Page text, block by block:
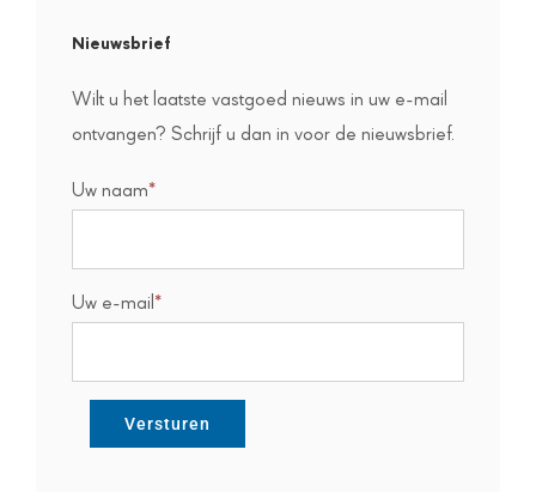
Nieuwsbrief
Wilt u het laatste vastgoed nieuws in uw e-mail
ontvangen? Schrijf u dan in voor de nieuwsbrief.
Uw naam*
Uw e-mail *